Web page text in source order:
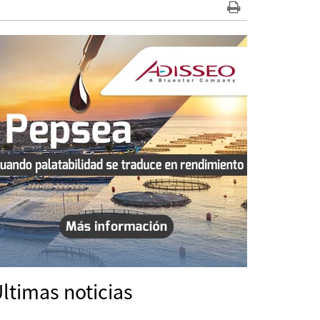
noticias